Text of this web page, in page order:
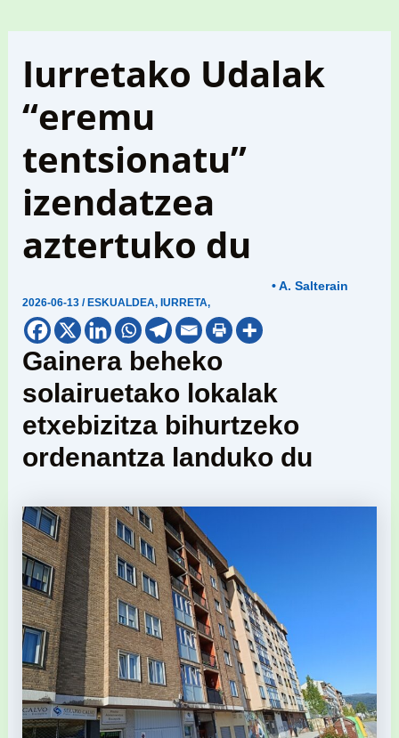
Iurretako Udalak
“eremu
tentsionatu”
izendatzea
aztertuko du
2026-06-13/ ESKUALDEA, IURRETA,
• A. Salterain
Gainera beheko
solairuetako lokalak
etxebizitza bihurtzeko
ordenantza landuko du